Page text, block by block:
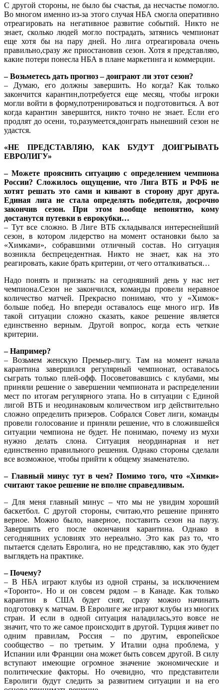
С другой стороны, не было бы счастья, да несчастье помогло.
Во многом именно из-за этого случая НБА смогла оперативно
отреагировать на негативное развитие событий. Никто не
знает, сколько людей могло пострадать, затянись чемпионат
еще хотя бы на пару дней. Но лига отреагировала очень
правильно,сразу же приостановив сезон. Хотя я представляю,
какие потери понесла НБА в плане маркетинга и коммерции.
– Возьметесь дать прогноз – доиграют ли этот сезон?
– Думаю, его должны завершить. Но когда? Как только
закончится карантин,потребуется еще месяц, чтобы игроки
могли войти в форму,потренироваться и подготовиться. А вот
когда карантин завершится, никто точно не знает. Если его
продлят до осени, то,разумеется,доиграть нынешний сезон не
удастся.
«НЕ ПРЕДСТАВЛЯЮ, КАК БУДУТ ДОИГРЫВАТЬ
ЕВРОЛИГУ»
– Можете прояснить ситуацию с определением чемпиона
России? Сложилось ощущение, что Лига ВТБ и РФБ не
хотят решать это сами и кивают в сторону друг друга.
Единая лига не стала определять победителя, досрочно
закончив сезон. При этом вообще непонятно, кому
достанутся путевки в еврокубки…
– Тут все сложно. В Лиге ВТБ складывался интереснейший
сезон, в котором лидерство на момент остановки было за
«Химками», собравшими отличный состав. Но ситуация
возникла беспрецедентная. Никто не знает, как на это
реагировать, какие брать критерии, от чего отталкиваться…
Надо понять и признать: на сегодняшний день у нас нет
чемпиона.Сезон не закончился, команды провели неравное
количество матчей. Прекрасно понимаю, что у «Химок»
больше побед. Но впереди оставалось еще много игр. Ив
такой ситуации сложно сказать, какое решение является
единственно верным. Другой вопрос, когда есть четкие
критерии.
– Например?
– Возьмем женскую Премьер-лигу. Там на момент начала
карантина завершился регулярный чемпионат, оставалось
сыграть только плей-офф. Посоветовавшись с клубами, мы
приняли решение о завершении чемпионата и распределении
мест по итогам регулярного этапа. Но в ситуации с Единой
лигой ВТБ и неодинаковым количеством игр действительно
сложно определить призеров. Собрался Совет лиги, команды
провели голосование и приняли решение, что в сложившейся
ситуации чемпиона не будет. Не понимаю, почему из мухи
нужно делать слона. Ситуация неординарная и нет
единственно правильного решения. Однако стороны сделали
все возможное, чтобы прийти к общему знаменателю.
– Главный минус тут в чем? Помимо того, что «Химки»
считают такое решение не вполне справедливым.
– Для меня главный минус – что мы не увидим хороший
баскетбол. С другой стороны, считаю,что решение принято
верное. Можно было, наверное, поставить сезон на паузу.
Завершить его после окончания карантина. Однако в
сегодняшних условиях это нереально. Это как раз то, что
пытается сделать Евролига, но не представляю, как это будет
выглядеть на практике.
– Почему?
– В НБА играют клубы из одной страны, за исключением
«Торонто». Но и он совсем рядом – в Канаде. Как только
карантин в США будет снят, сразу можно начинать
подготовку к матчам. В Евролиге же играют клубы из многих
стран. И если в одной ситуация наладилась,это вовсе не
значит, что то же самое происходит в другой. Турция живет по
одним правилам, Россия – по другим, европейское
сообщество – по третьим. У Италии одна проблема, у
Испании или Франции она может быть совсем другой. В силу
вступают имеющие огромное значение экономические и
политические факторы. Но очевидно, что представители
Евролиги будут следить за развитием ситуации и на его